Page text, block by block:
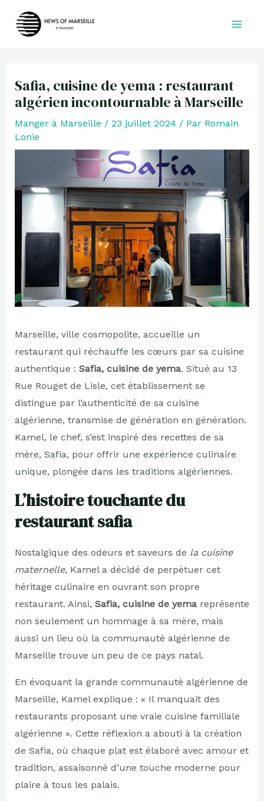
Safia, cuisine de yema : restaurant
algérien incontournable à Marseille
Manger à Marseille / 23 juillet 2024 / Par Romain
Lonie
Marseille, ville cosmopolite, accueille un
restaurant qui réchauffe les cœurs par sa cuisine
authentique : Safia, cuisine de yema. Situé au 13
Rue Rouget de Lisle, cet établissement se
distingue par l’authenticité de sa cuisine
algérienne, transmise de génération en génération.
Kamel, le chef, s’est inspiré des recettes de sa
mère, Safia, pour offrir une expérience culinaire
unique, plongée dans les traditions algériennes.
L’histoire touchante du
restaurant safia
Nostalgique des odeurs et saveurs de la cuisine
maternelle, Kamel a décidé de perpétuer cet
héritage culinaire en ouvrant son propre
restaurant. Ainsi, Safia, cuisine de yemareprésente
non seulement un hommage à sa mère, mais
aussi un lieu où la communauté algérienne de
Marseille trouve un peu de ce pays natal.
En évoquant la grande communauté algérienne de
Marseille, Kamel explique : « Il manquait des
restaurants proposant une vraie cuisine familiale
algérienne ». Cette réflexion a abouti à la création
de Safia, où chaque plat est élaboré avec amour et
tradition, assaisonné d’une touche moderne pour
plaire à tous les palais.